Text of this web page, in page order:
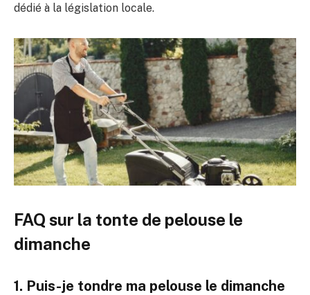
dédié à la législation locale.
FAQ sur la tonte de pelouse le
dimanche
1. Puis-je tondre ma pelouse le dimanche